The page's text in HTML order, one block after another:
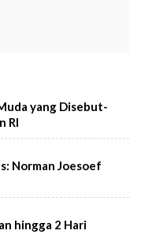
yang Disebut-
RI
Norman Joesoef
hingga 2 Hari